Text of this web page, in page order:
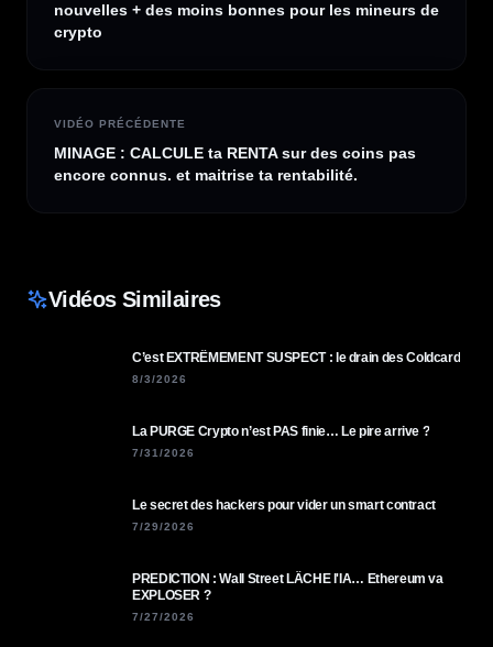
nouvelles + des moins bonnes pour les mineurs de
crypto
VIDÉO PRÉCÉDENTE
MINAGE : CALCULE ta RENTA sur des coins pas
encore connus. et maitrise ta rentabilité.
Vidéos Similaires
C’est EXTRÊMEMENT SUSPECT : le drain des Coldcard
8/3/2026
La PURGE Crypto n’est PAS finie… Le pire arrive ?
7/31/2026
Le secret des hackers pour vider un smart contract
7/29/2026
PREDICTION : Wall Street LÂCHE l'IA… Ethereum va
EXPLOSER ?
7/27/2026